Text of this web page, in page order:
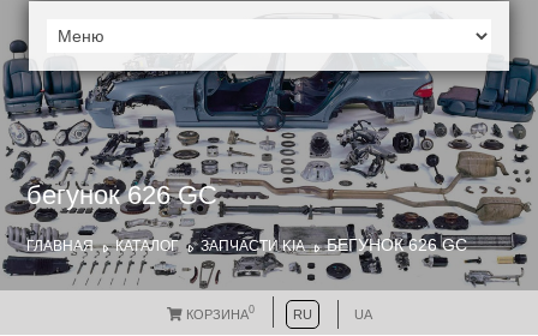
бегунок 626 GC
ГЛАВНАЯ КАТАЛОГ ЗАПЧАСТИ KIA БЕГУНОК 626 GC
КОРЗИНА0 RU UA